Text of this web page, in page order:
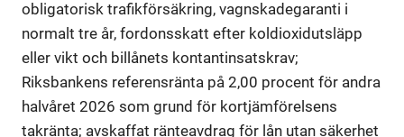
obligatorisk trafikförsäkring, vagnskadegaranti i
normalt tre år, fordonsskatt efter koldioxidutsläpp
eller vikt och billånets kontantinsatskrav;
Riksbankens referensränta på 2,00 procent för andra
halvåret 2026 som grund för kortjämförelsens
takränta; avskaffat ränteavdrag för lån utan säkerhet